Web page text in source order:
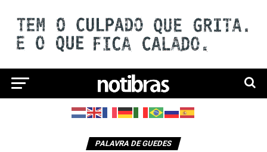
PALAVRA DE GUEDES